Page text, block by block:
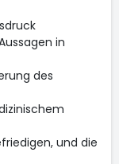
in
des
und die